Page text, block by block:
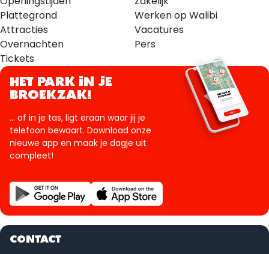
Plattegrond
Attracties
Overnachten
Tickets
Werken op Walibi
Vacatures
Pers
HET PARK IN JE
BROEKZAK!
... of in je tas, ligt eraan waar jij je
telefoon bewaart. Download onze
nieuwe app en maak je dagje uit
compleet!
CONTACT